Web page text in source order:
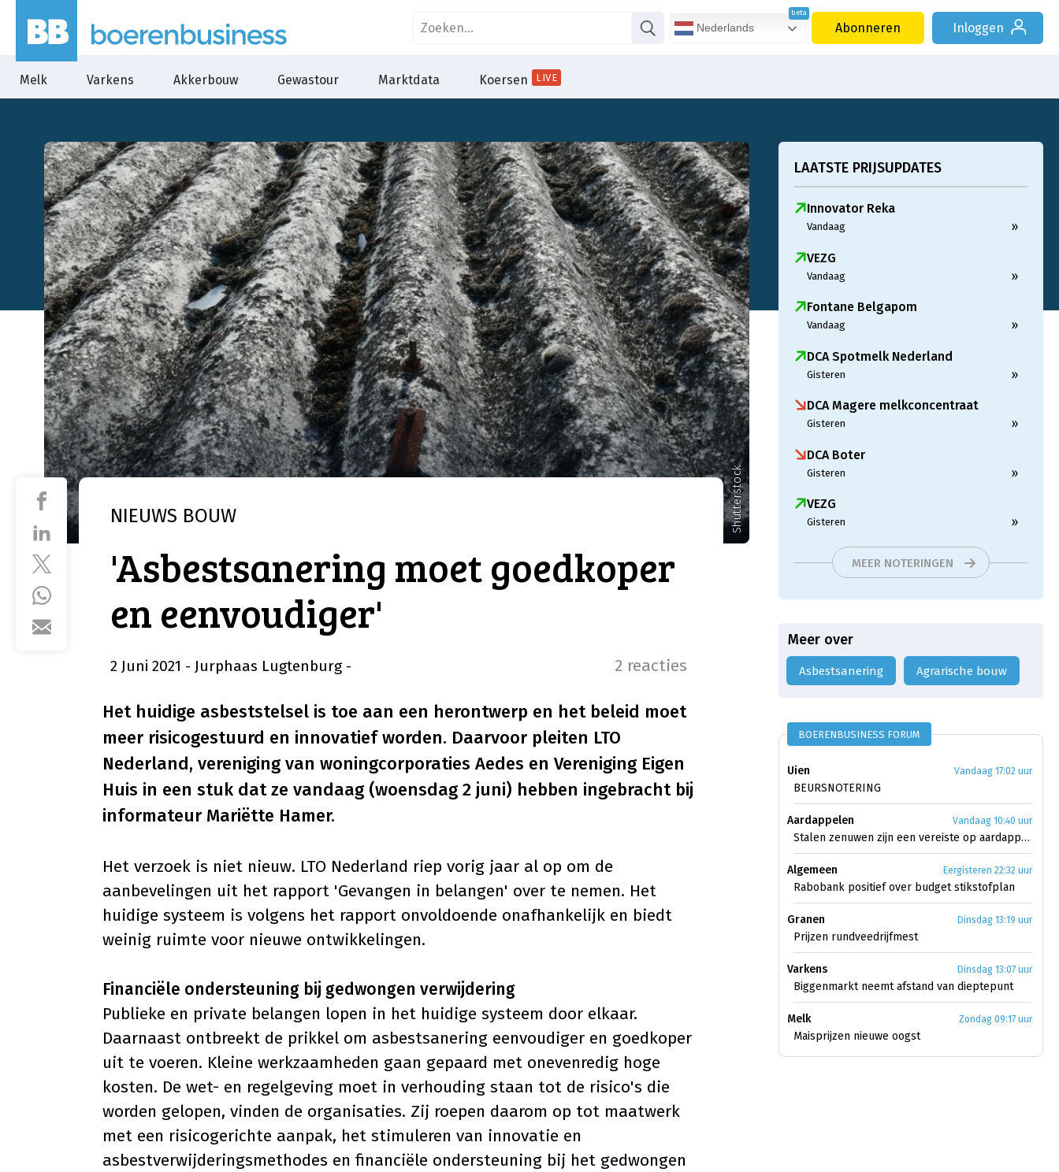
Nederlands Abonneren Inloggen
Melk Varkens Akkerbouw Gewastour Marktdata Koersen LIVE
Shutterstock
NIEUWS BOUW
'Asbestsanering moet goedkoper
en eenvoudiger'
2 Juni 2021 - Jurphaas Lugtenburg- 2 reacties
Het huidige asbeststelsel is toe aan een herontwerp en het beleid moet
meer risicogestuurd en innovatief worden. Daarvoor pleiten LTO
Nederland, vereniging van woningcorporaties Aedes en Vereniging Eigen
Huis in een stuk dat ze vandaag (woensdag 2 juni) hebben ingebracht bij
informateur Mariëtte Hamer.
Het verzoek is niet nieuw. LTO Nederland riep vorig jaar al op om de
aanbevelingen uit het rapport 'Gevangen in belangen' over te nemen. Het
huidige systeem is volgens het rapport onvoldoende onafhankelijk en biedt
weinig ruimte voor nieuwe ontwikkelingen.
Financiële ondersteuning bij gedwongen verwijdering
Publieke en private belangen lopen in het huidige systeem door elkaar.
Daarnaast ontbreekt de prikkel om asbestsanering eenvoudiger en goedkoper
uit te voeren. Kleine werkzaamheden gaan gepaard met onevenredig hoge
kosten. De wet- en regelgeving moet in verhouding staan tot de risico's die
worden gelopen, vinden de organisaties. Zij roepen daarom op tot maatwerk
met een risicogerichte aanpak, het stimuleren van innovatie en
asbestverwijderingsmethodes en financiële ondersteuning bij het gedwongen
LAATSTE PRIJSUPDATES
Innovator Reka
Vandaag »
VEZG
Vandaag »
Fontane Belgapom
Vandaag »
DCA Spotmelk Nederland
Gisteren »
DCA Magere melkconcentraat
Gisteren »
DCA Boter
Gisteren »
VEZG
Gisteren »
MEER NOTERINGEN
Meer over
Asbestsanering Agrarische bouw
BOERENBUSINESS FORUM
Uien Vandaag 17:02 uur
BEURSNOTERING
Aardappelen Vandaag 10:40 uur
Stalen zenuwen zijn een vereiste op aardappelmarkt
Algemeen Eergisteren 22:32 uur
Rabobank positief over budget stikstofplan
Granen Dinsdag 13:19 uur
Prijzen rundveedrijfmest
Varkens Dinsdag 13:07 uur
Biggenmarkt neemt afstand van dieptepunt
Melk Zondag 09:17 uur
Maisprijzen nieuwe oogst